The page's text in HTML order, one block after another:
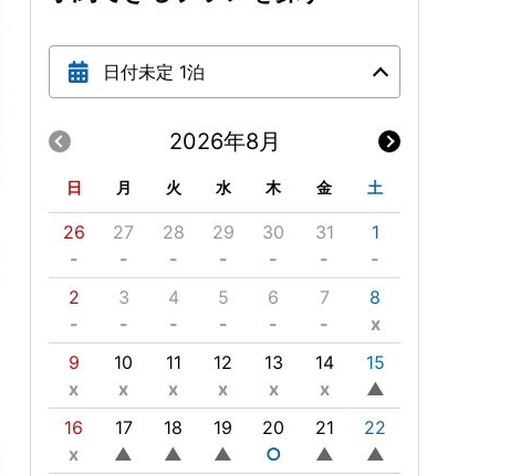
日付未定 1泊
2026年8月
日 月 火 水 木 金 土
26
-
27
-
28
-
29
-
30
-
31
-
1
-
2
-
3
-
4
-
5
-
6
-
7
-
8
x
9
x
10
x
11
x
12
x
13
x
14
x
15
▲
16
x
17
▲
18
▲
19
▲
20
○
21
▲
22
▲